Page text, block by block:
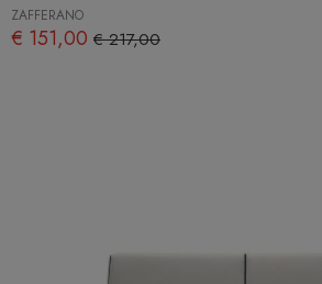
ZAFFERANO
€ 151,00 € 217,00